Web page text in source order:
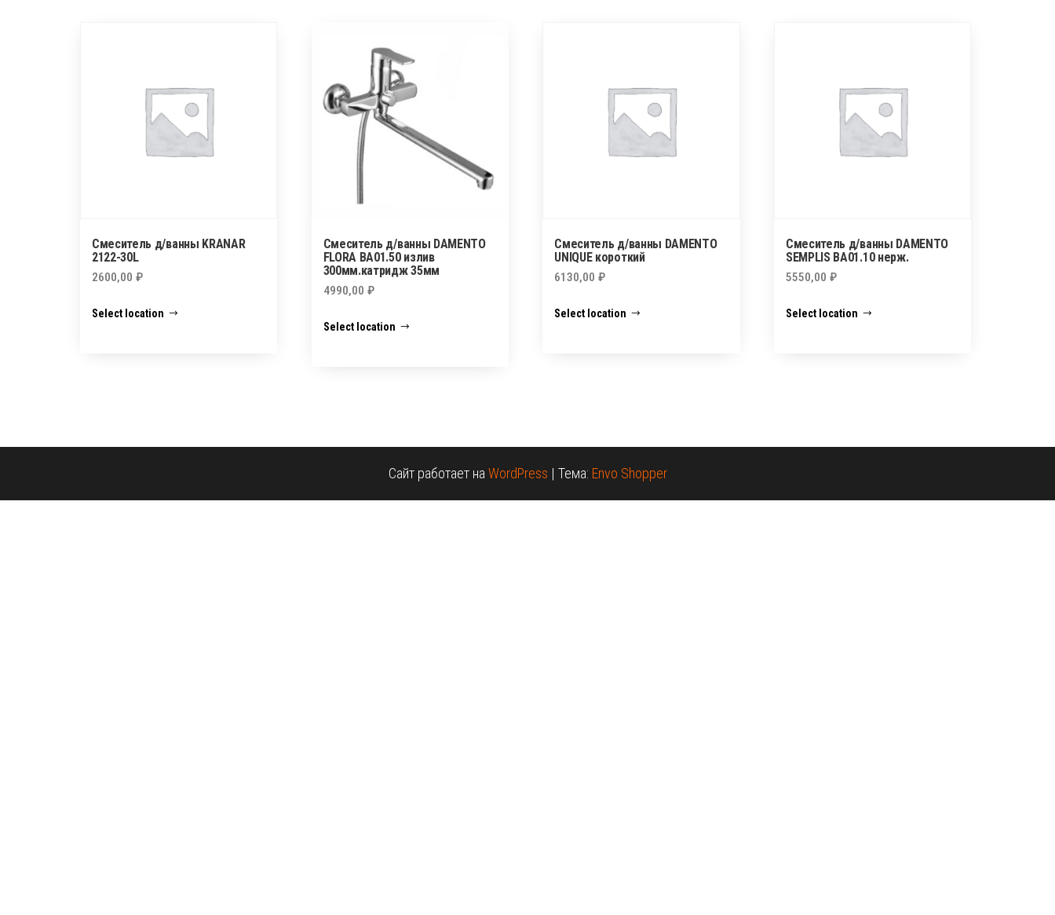
Смеситель д/ванны KRANAR
2122-30L
2600,00 ₽
Select location
Смеситель д/ванны DAMENTO
FLORA BA01.50 излив
300мм.катридж 35мм
4990,00 ₽
Select location
Смеситель д/ванны DAMENTO
UNIQUE короткий
6130,00₽
Select location
Смеситель д/ванны DAMENTO
SEMPLIS BA01.10 нерж.
5550,00₽
Select location
Сайт работает на WordPress | Тема: Envo Shopper